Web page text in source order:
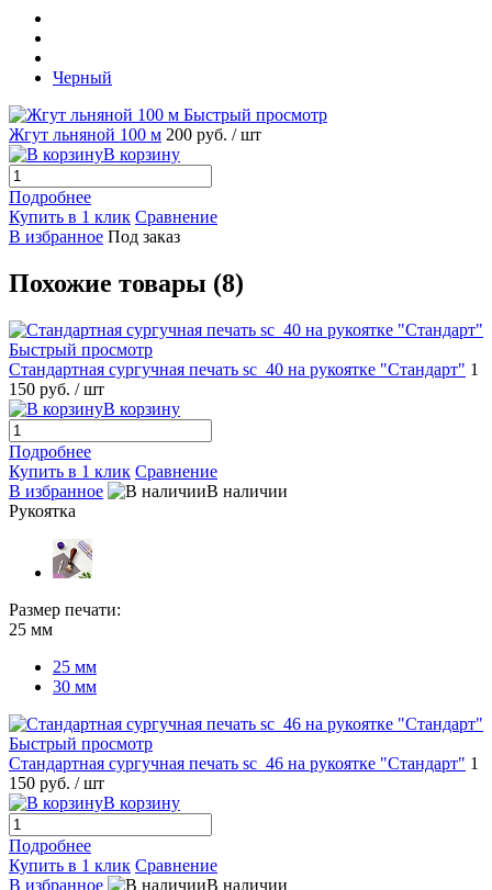
Черный
Быстрый просмотр
Жгут льняной 100 м 200 руб. / шт
В корзину
Подробнее
Купить в 1 клик Сравнение
В избранное Под заказ
Похожие товары (8)
Быстрый просмотр
Стандартная сургучная печать sc_40 на рукоятке "Стандарт" 1
150 руб. / шт
В корзину
Подробнее
Купить в 1 клик Сравнение
В избранное
В наличии
Рукоятка
Размер печати:
25 мм
25 мм
30 мм
Быстрый просмотр
Стандартная сургучная печать sc_46 на рукоятке "Стандарт" 1
150 руб. / шт
В корзину
Подробнее
Купить в 1 клик Сравнение
В избранное
В наличии